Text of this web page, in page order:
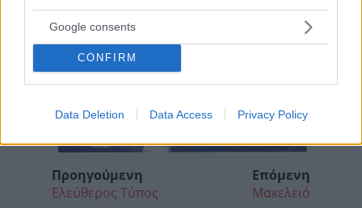
Google consents
CONFIRM
Data Deletion Data Access Privacy Policy
Προηγούμενη
Ελεύθερος Τύπος
Επόμενη
Μακελειό